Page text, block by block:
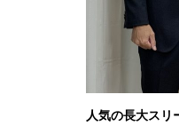
人気の長大スリ